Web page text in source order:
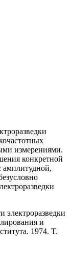
измерениями.
конкретной
амплитудной,
электроразведки
и
1974. Т.